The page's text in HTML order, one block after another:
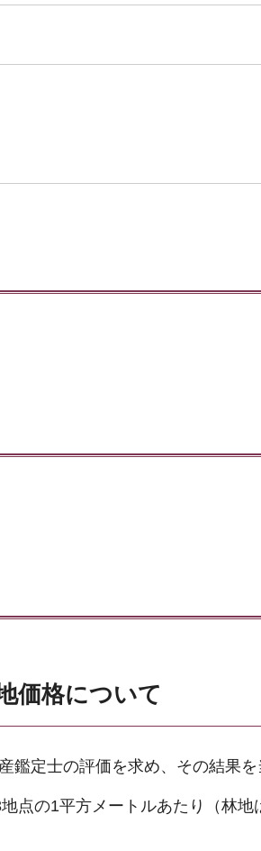
価格について
鑑定士の評価を求め、その結果を
点の1平方メートルあたり（林